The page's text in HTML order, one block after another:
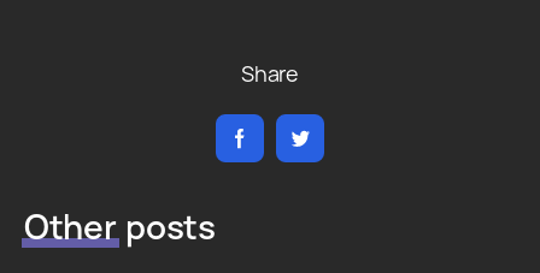
Share
Otherposts